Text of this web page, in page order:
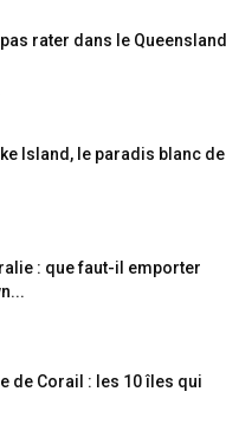
rater dans le Queensland
Island, le paradis blanc de
: que faut-il emporter
de Corail : les 10 îles qui